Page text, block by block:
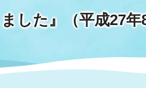
設ページ
た』（平成27年